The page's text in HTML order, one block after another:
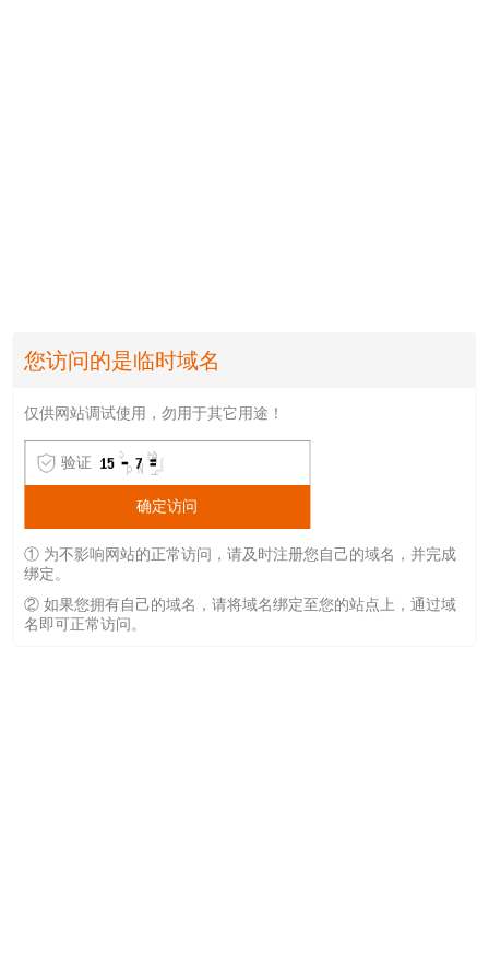
您访问的是临时域名
仅供网站调试使用，勿用于其它用途！
验证
确定访问
① 为不影响网站的正常访问，请及时注册您自己的域名，并完成
绑定。
② 如果您拥有自己的域名，请将域名绑定至您的站点上，通过域
名即可正常访问。